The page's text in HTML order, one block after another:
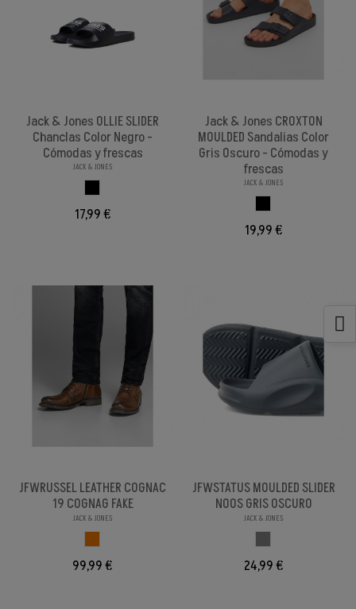
Jack & Jones OLLIE SLIDER
Chanclas Color Negro -
Cómodas y frescas
JACK & JONES
17,99 €
Jack & Jones CROXTON
MOULDED Sandalias Color
Gris Oscuro - Cómodas y
frescas
JACK & JONES
19,99 €
JFWRUSSEL LEATHER COGNAC
19 COGNAG FAKE
JACK & JONES
99,99 €
JFWSTATUS MOULDED SLIDER
NOOS GRIS OSCURO
JACK & JONES
24,99 €